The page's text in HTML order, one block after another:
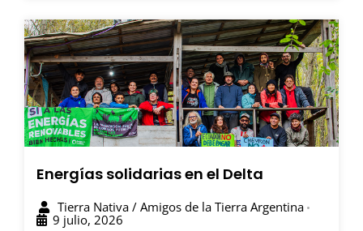
Energías solidarias en el Delta
Tierra Nativa / Amigos de la Tierra Argentina •
9 julio, 2026